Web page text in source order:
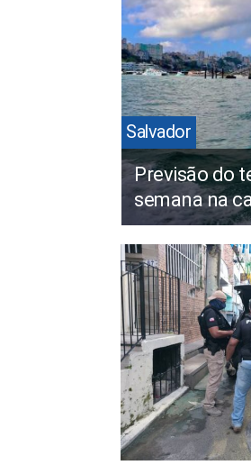
Salvador
Previsão do
semana na